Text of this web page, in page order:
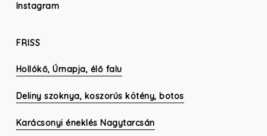
Instagram
FRISS
Hollókő, Úrnapja, élő falu
Deliny szoknya, koszorús kötény, botos
Karácsonyi éneklés Nagytarcsán